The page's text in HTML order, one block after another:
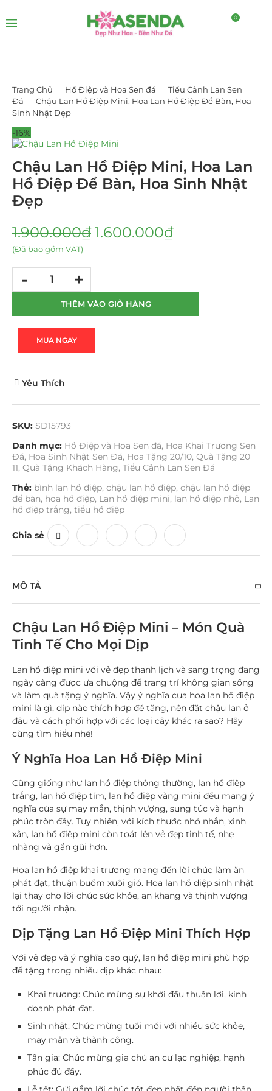
0
Trang Chủ Hồ Điệp và Hoa Sen đá
Tiểu Cảnh Lan Sen
Đá
Chậu Lan Hồ Điệp Mini, Hoa Lan Hồ Điệp Để Bàn, Hoa
Sinh Nhật Đẹp
-16%
Chậu Lan Hồ Điệp Mini, Hoa Lan
Hồ Điệp Để Bàn, Hoa Sinh Nhật
Đẹp
1.900.000₫ 1.600.000₫
(Đã bao gồm VAT)
THÊM VÀO GIỎ HÀNG
MUA NGAY
Yêu Thích
SKU: SD15793
Danh mục: Hồ Điệp và Hoa Sen đá, Hoa Khai Trương Sen
Đá, Hoa Sinh Nhật Sen Đá, Hoa Tặng 20/10, Quà Tặng 20
11, Quà Tặng Khách Hàng, Tiểu Cảnh Lan Sen Đá
Thẻ: bình lan hồ điệp, chậu lan hồ điệp, chậu lan hồ điệp
để bàn, hoa hồ điệp, Lan hồ điệp mini, lan hồ điệp nhỏ, Lan
hồ điệp trắng, tiểu hồ điệp
Chia sẻ
MÔ TẢ
Chậu Lan Hồ Điệp Mini – Món Quà
Tinh Tế Cho Mọi Dịp
Lan hồ điệp mini với vẻ đẹp thanh lịch và sang trọng đang
ngày càng được ưa chuộng để trang trí không gian sống
và làm quà tặng ý nghĩa. Vậy ý nghĩa của hoa lan hồ điệp
mini là gì, dịp nào thích hợp để tặng, nên đặt chậu lan ở
đâu và cách phối hợp với các loại cây khác ra sao? Hãy
cùng tìm hiểu nhé!
Ý Nghĩa Hoa Lan Hồ Điệp Mini
Cũng giống như lan hồ điệp thông thường, lan hồ điệp
trắng, lan hồ điệp tím, lan hồ điệp vàng mini đều mang ý
nghĩa của sự may mắn, thịnh vượng, sung túc và hạnh
phúc tròn đầy. Tuy nhiên, với kích thước nhỏ nhắn, xinh
xắn, lan hồ điệp mini còn toát lên vẻ đẹp tinh tế, nhẹ
nhàng và gần gũi hơn.
Hoa lan hồ điệp khai trương mang đến lời chúc làm ăn
phát đạt, thuận buồm xuôi gió. Hoa lan hồ diệp sinh nhật
lại thay cho lời chúc sức khỏe, an khang và thịnh vượng
tới người nhận.
Dịp Tặng Lan Hồ Điệp Mini Thích Hợp
Với vẻ đẹp và ý nghĩa cao quý, lan hồ điệp mini phù hợp
để tặng trong nhiều dịp khác nhau:
Khai trương: Chúc mừng sự khởi đầu thuận lợi, kinh
doanh phát đạt.
Sinh nhật: Chúc mừng tuổi mới với nhiều sức khỏe,
may mắn và thành công.
Tân gia: Chúc mừng gia chủ an cư lạc nghiệp, hạnh
phúc đủ đầy.